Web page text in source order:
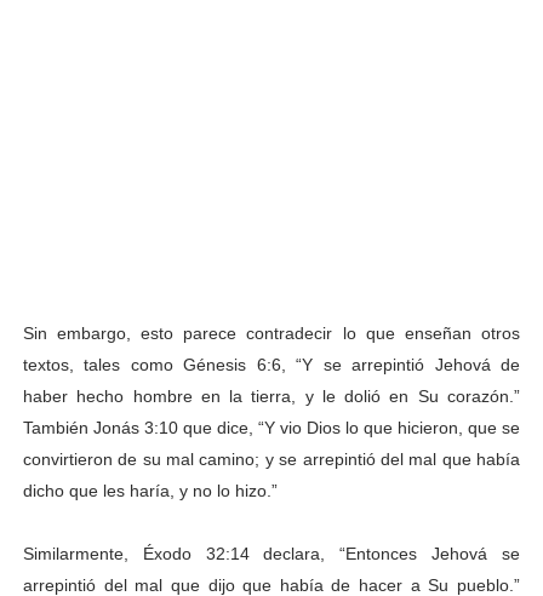
Sin embargo, esto parece contradecir lo que enseñan otros
textos, tales como Génesis 6:6, “Y se arrepintió Jehová de
haber hecho hombre en la tierra, y le dolió en Su corazón.”
También Jonás 3:10 que dice, “Y vio Dios lo que hicieron, que se
convirtieron de su mal camino; y se arrepintió del mal que había
dicho que les haría, y no lo hizo.”
Similarmente, Éxodo 32:14 declara, “Entonces Jehová se
arrepintió del mal que dijo que había de hacer a Su pueblo.”